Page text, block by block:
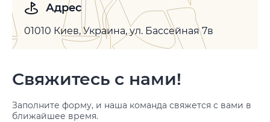
Адрес
01010 Киев, Украина, ул. Бассейная 7в
Свяжитесь с нами!
Заполните форму, и наша команда свяжется с вами в
ближайшее время.